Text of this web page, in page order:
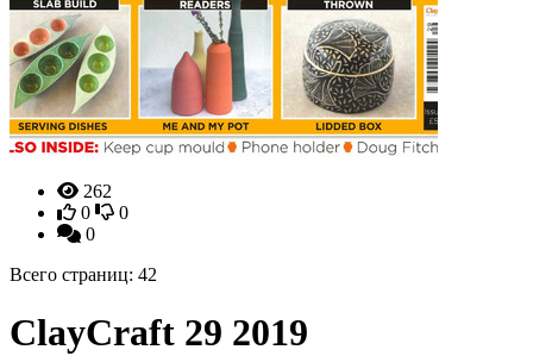
262
0
0
0
Всего страниц: 42
ClayCraft 29 2019